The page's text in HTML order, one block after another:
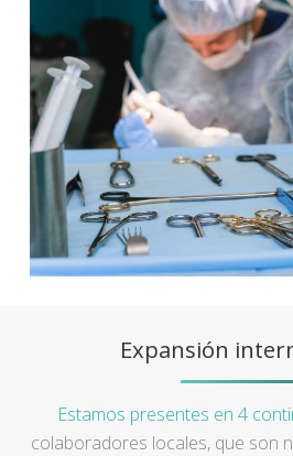
Expansión
Estamos presentes en 4
colaboradores locales, que son